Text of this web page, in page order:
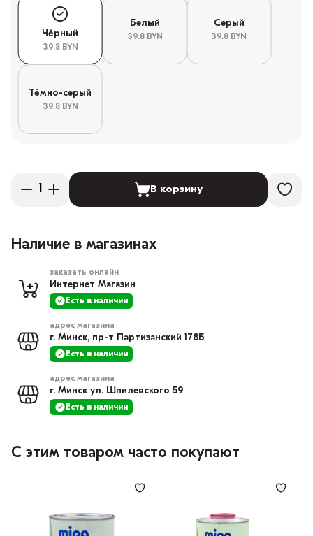
Чёрный
39.8 BYN
Белый
39.8 BYN
Серый
39.8 BYN
Тёмно-серый
39.8 BYN
В корзину
Наличие в магазинах
заказать онлайн
Интернет Магазин
Есть в наличии
адрес магазина
г. Минск, пр-т Партизанский 178Б
Есть в наличии
адрес магазина
г. Минск ул. Шпилевского 59
Есть в наличии
С этим товаром часто покупают